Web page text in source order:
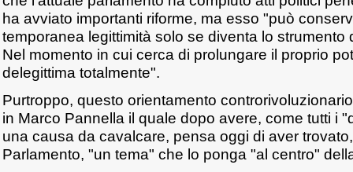
ha avviato importanti riforme, ma esso "può
temporanea legittimità solo se diventa lo strumento
Nel momento in cui cerca di prolungare il proprio
delegittima totalmente".
Purtroppo, questo orientamento
in Marco Pannella il quale dopo avere, come tutti i
una causa da cavalcare, pensa oggi di aver
Parlamento, "un tema" che lo ponga "al centro"